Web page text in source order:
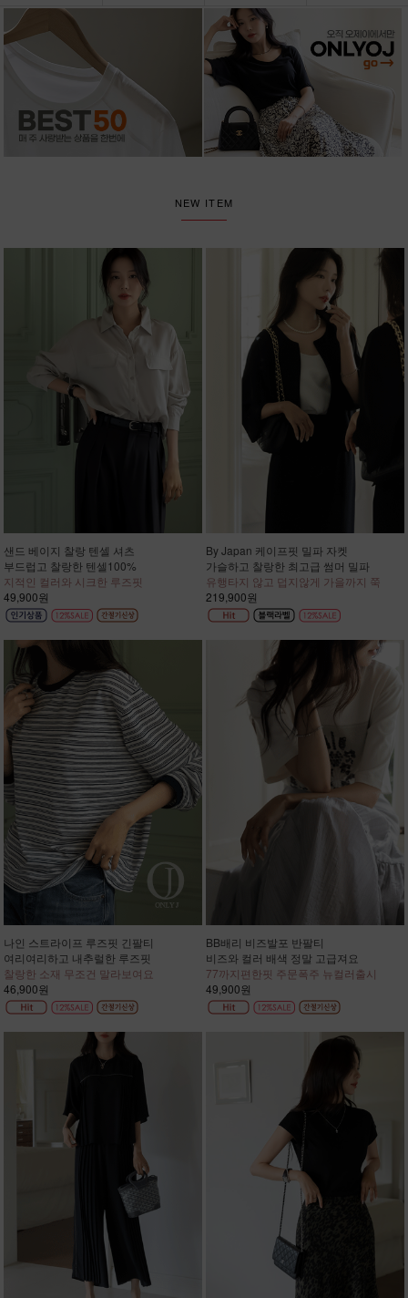
NEW ITEM
샌드 베이지 찰랑 텐셀 셔츠
부드럽고 찰랑한 텐셀100%
지적인 컬러와 시크한 루즈핏
49,900원
By Japan 케이프핏 밀파 자켓
가슬하고 찰랑한 최고급 썸머 밀파
유행타지 않고 덥지않게 가을까지 쭉
219,900원
나인 스트라이프 루즈핏 긴팔티
여리여리하고 내추럴한 루즈핏
찰랑한 소재 무조건 말라보여요
46,900원
BB배리 비즈발포 반팔티
비즈와 컬러 배색 정말 고급져요
77까지편한핏 주문폭주 뉴컬러출시
49,900원